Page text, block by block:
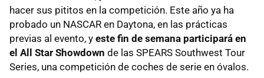
hacer sus pititos en la competición. Este año ya ha
probado un NASCAR en Daytona, en las prácticas
previas al evento, y este fin de semana participará en
el All Star Showdown de las SPEARS Southwest Tour
Series, una competición de coches de serie en óvalos.